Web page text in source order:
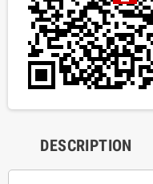
DESCRIPTION